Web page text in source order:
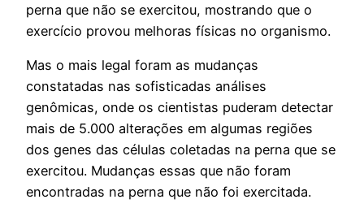
perna que não se exercitou, mostrando que o
exercício provou melhoras físicas no organismo.
Mas o mais legal foram as mudanças
constatadas nas sofisticadas análises
genômicas, onde os cientistas puderam detectar
mais de 5.000 alterações em algumas regiões
dos genes das células coletadas na perna que se
exercitou. Mudanças essas que não foram
encontradas na perna que não foi exercitada.